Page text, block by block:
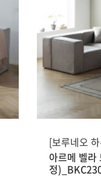
[보루네오
아르메 벨라
정